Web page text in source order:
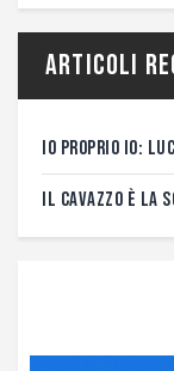
Articoli
IO PROPRIO IO:
IL CAVAZZO È LA